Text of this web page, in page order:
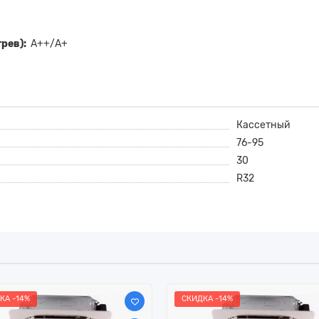
А++/А+
Кассетный
76-95
30
R32
-14% СКИДКА -14%